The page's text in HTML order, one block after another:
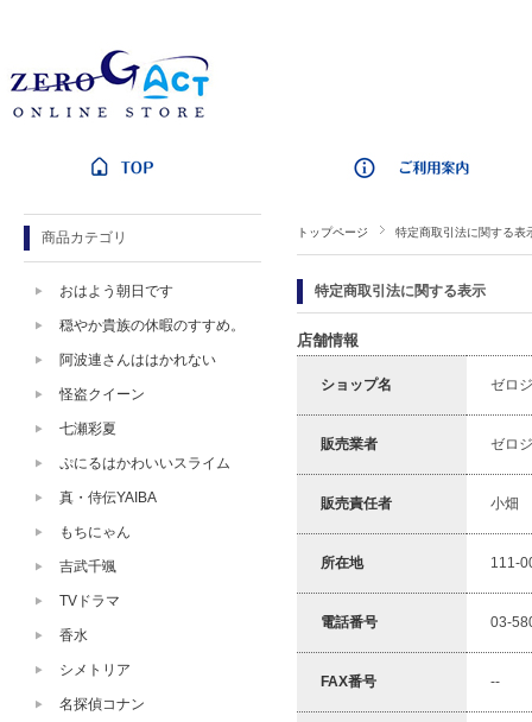
トップページ 特定商取引法に関する表
特定商取引法に関する表示
店舗情報
ショップ名 ゼロ
販売業者 ゼロ
販売責任者 小畑
所在地 111-
電話番号 03-
FAX番号 --
商品カテゴリ
おはよう朝日です
穏やか貴族の休暇のすすめ。
阿波連さんははかれない
怪盗クイーン
七瀬彩夏
ぷにるはかわいいスライム
真・侍伝YAIBA
もちにゃん
吉武千颯
TVドラマ
香水
シメトリア
名探偵コナン